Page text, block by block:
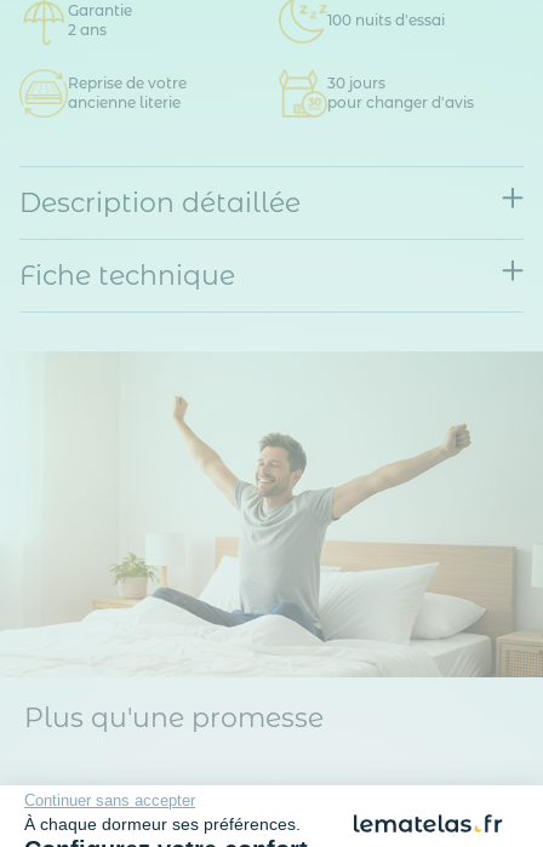
Continuer sans accepter
À chaque dormeur ses préférences.
Garantie
2 ans
100 nuits d'essai
Reprise de votre
ancienne literie
30 jours
pour changer d'avis
Description détaillée
Fiche technique
Plus qu'une promesse
Garantie 2 ans